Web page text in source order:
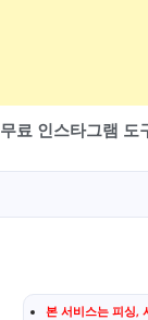
무료 인스타그램 도
본 서비스는 피싱,